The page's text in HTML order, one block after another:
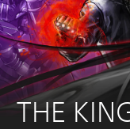
THE